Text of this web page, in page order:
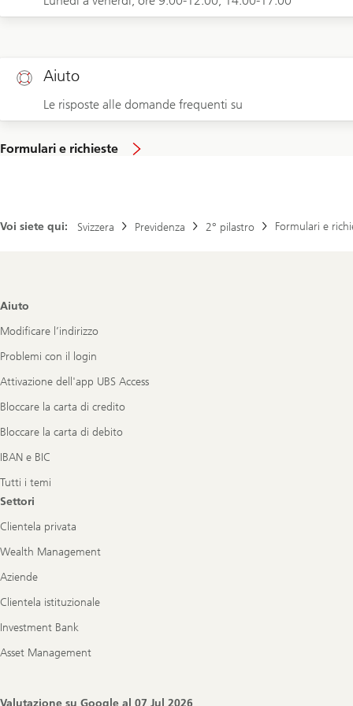
Aiuto
Le risposte alle domande frequenti su
Formulari e richieste
Voi siete qui: Svizzera Previdenza 2° pilastro Formulari e
Footer
Aiuto
Modificare l’indirizzo
Problemi con il login
Attivazione dell'app UBS Access
Bloccare la carta di credito
Bloccare la carta di debito
IBAN e BIC
Tutti i temi
Settori
Clientela privata
Wealth Management
Aziende
Clientela istituzionale
Investment Bank
Asset Management
Valutazione su Google al 07 Jul 2026